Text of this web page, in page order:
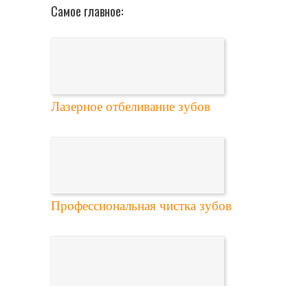
Самое главное:
Лазерное отбеливание зубов
Профессиональная чистка зубов